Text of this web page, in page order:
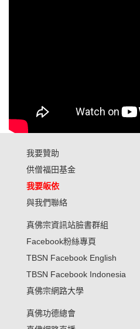
我要贊助
供僧福田基金
我要皈依
與我們聯絡
真佛宗資訊站臉書群組
Facebook粉絲專頁
TBSN Facebook English
TBSN Facebook Indonesia
真佛宗網路大學
真佛功德總會